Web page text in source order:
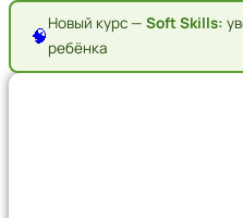
🧠
Новый курс — Soft Skills:
ребёнка